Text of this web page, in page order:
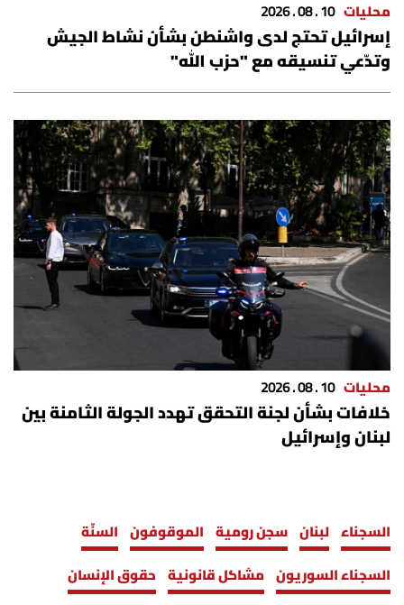
محليات 10 . 08 . 2026
إسرائيل تحتج لدى واشنطن بشأن نشاط الجيش
وتدّعي تنسيقه مع "حزب الله"
محليات 10 . 08 . 2026
خلافات بشأن لجنة التحقق تهدد الجولة الثامنة بين
لبنان وإسرائيل
السجناء لبنان سجن رومية الموقوفون السنّة
السجناء السوريون مشاكل قانونية حقوق الإنسان